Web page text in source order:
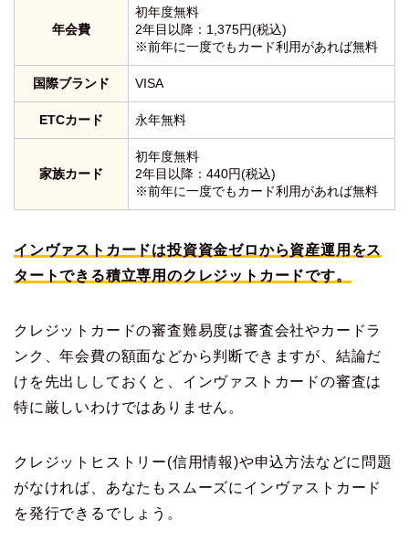
年会費
初年度無料
2年目以降：1,375円(税込)
※前年に一度でもカード利用があれば無料
国際ブランド VISA
ETCカード 永年無料
家族カード
初年度無料
2年目以降：440円(税込)
※前年に一度でもカード利用があれば無料
インヴァストカードは投資資金ゼロから資産運用をス
タートできる積立専用のクレジットカードです。
クレジットカードの審査難易度は審査会社やカードラ
ンク、年会費の額面などから判断できますが、結論だ
けを先出ししておくと、インヴァストカードの審査は
特に厳しいわけではありません。
クレジットヒストリー(信用情報)や申込方法などに問題
がなければ、あなたもスムーズにインヴァストカード
を発行できるでしょう。